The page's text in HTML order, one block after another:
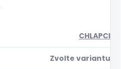
CHLAPCI
Zvolte variantu